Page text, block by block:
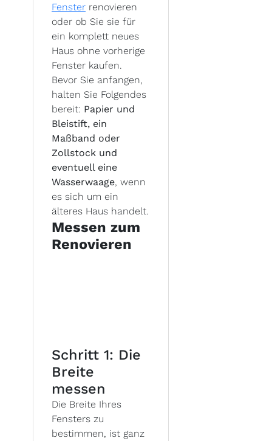
Fenster renovieren
oder ob Sie sie für
ein komplett neues
Haus ohne vorherige
Fenster kaufen.
Bevor Sie anfangen,
halten Sie Folgendes
bereit: Papier und
Bleistift, ein
Maßband oder
Zollstock und
eventuell eine
Wasserwaage, wenn
es sich um ein
älteres Haus handelt.
Messen zum
Renovieren
Schritt 1: Die
Breite
messen
Die Breite Ihres
Fensters zu
bestimmen, ist ganz